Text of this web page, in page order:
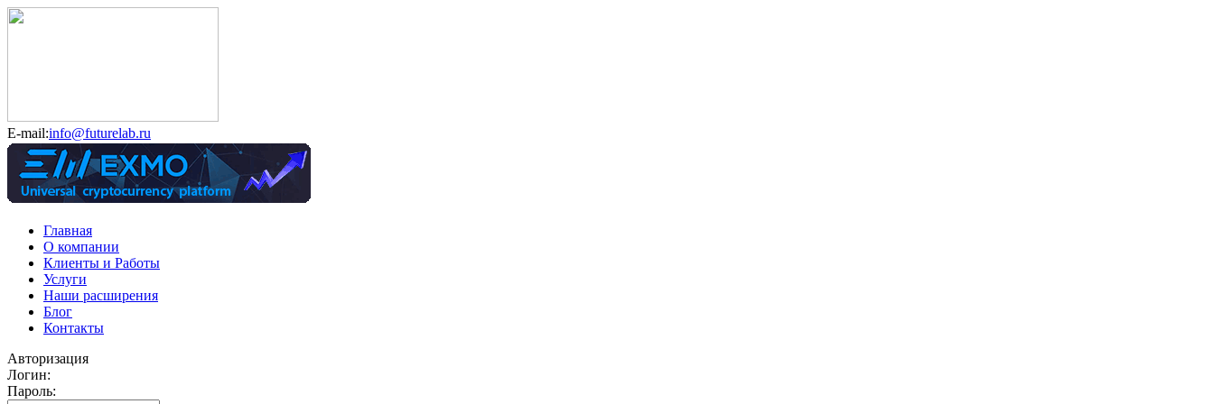
E-mail:info@futurelab.ru
Главная
О компании
Клиенты и Работы
Услуги
Наши расширения
Блог
Контакты
Авторизация
Логин:
Пароль: